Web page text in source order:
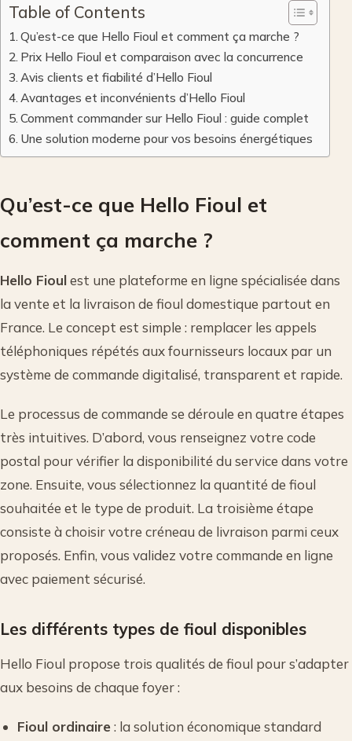
Table of Contents
Qu’est-ce que Hello Fioul et comment ça marche ?
Prix Hello Fioul et comparaison avec la concurrence
Avis clients et fiabilité d’Hello Fioul
Avantages et inconvénients d’Hello Fioul
Comment commander sur Hello Fioul : guide complet
Une solution moderne pour vos besoins énergétiques
Qu’est-ce que Hello Fioul et
comment ça marche ?
Hello Fioulest une plateforme en ligne spécialisée dans
la vente et la livraison de fioul domestique partout en
France. Le concept est simple : remplacer les appels
téléphoniques répétés aux fournisseurs locaux par un
système de commande digitalisé, transparent et rapide.
Le processus de commande se déroule en quatre étapes
très intuitives. D’abord, vous renseignez votre code
postal pour vérifier la disponibilité du service dans votre
zone. Ensuite, vous sélectionnez la quantité de fioul
souhaitée et le type de produit. La troisième étape
consiste à choisir votre créneau de livraison parmi ceux
proposés. Enfin, vous validez votre commande en ligne
avec paiement sécurisé.
Les différents types de fioul disponibles
Hello Fioul propose trois qualités de fioul pour s’adapter
aux besoins de chaque foyer :
Fioul ordinaire: la solution économique standard